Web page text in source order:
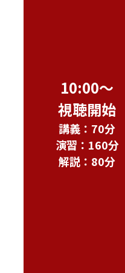
10:00～
視聴開始
講義：70分
演習：160分
解説：80分